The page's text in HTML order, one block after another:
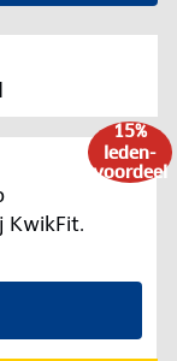
15%
leden-
voordeel
KwikFit.